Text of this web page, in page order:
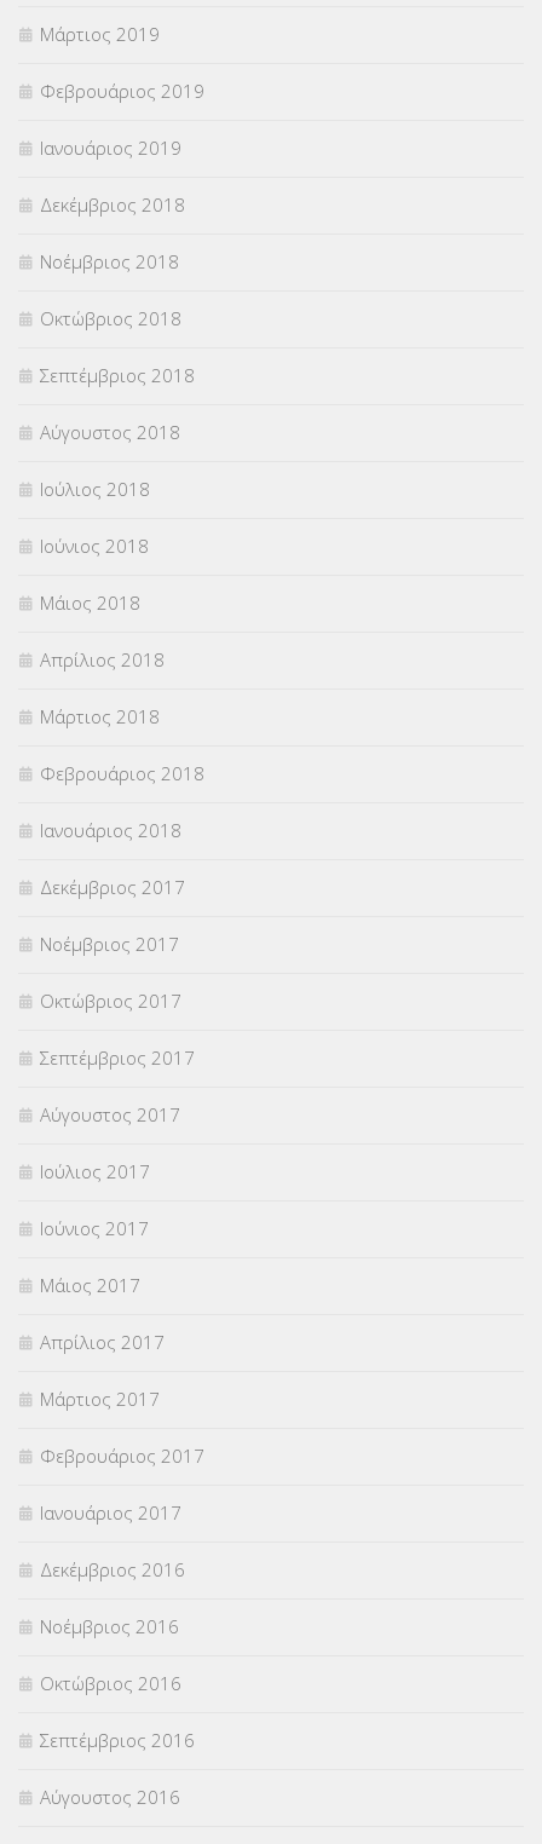
Μάρτιος 2019
Φεβρουάριος 2019
Ιανουάριος 2019
Δεκέμβριος 2018
Νοέμβριος 2018
Οκτώβριος 2018
Σεπτέμβριος 2018
Αύγουστος 2018
Ιούλιος 2018
Ιούνιος 2018
Μάιος 2018
Απρίλιος 2018
Μάρτιος 2018
Φεβρουάριος 2018
Ιανουάριος 2018
Δεκέμβριος 2017
Νοέμβριος 2017
Οκτώβριος 2017
Σεπτέμβριος 2017
Αύγουστος 2017
Ιούλιος 2017
Ιούνιος 2017
Μάιος 2017
Απρίλιος 2017
Μάρτιος 2017
Φεβρουάριος 2017
Ιανουάριος 2017
Δεκέμβριος 2016
Νοέμβριος 2016
Οκτώβριος 2016
Σεπτέμβριος 2016
Αύγουστος 2016